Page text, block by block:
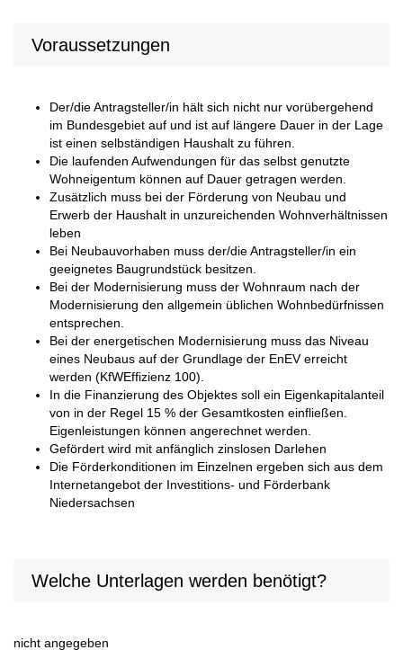
Voraussetzungen
Der/die Antragsteller/in hält sich nicht nur vorübergehend
im Bundesgebiet auf und ist auf längere Dauer in der Lage
ist einen selbständigen Haushalt zu führen.
Die laufenden Aufwendungen für das selbst genutzte
Wohneigentum können auf Dauer getragen werden.
Zusätzlich muss bei der Förderung von Neubau und
Erwerb der Haushalt in unzureichenden Wohnverhältnissen
leben
Bei Neubauvorhaben muss der/die Antragsteller/in ein
geeignetes Baugrundstück besitzen.
Bei der Modernisierung muss der Wohnraum nach der
Modernisierung den allgemein üblichen Wohnbedürfnissen
entsprechen.
Bei der energetischen Modernisierung muss das Niveau
eines Neubaus auf der Grundlage der EnEV erreicht
werden (KfWEffizienz 100).
In die Finanzierung des Objektes soll ein Eigenkapitalanteil
von in der Regel 15 % der Gesamtkosten einfließen.
Eigenleistungen können angerechnet werden.
Gefördert wird mit anfänglich zinslosen Darlehen
Die Förderkonditionen im Einzelnen ergeben sich aus dem
Internetangebot der Investitions- und Förderbank
Niedersachsen
Welche Unterlagen werden benötigt?
nicht angegeben